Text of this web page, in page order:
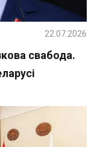
свабода.
22.07.2026